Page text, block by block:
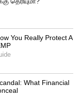
:
12.00 வரை